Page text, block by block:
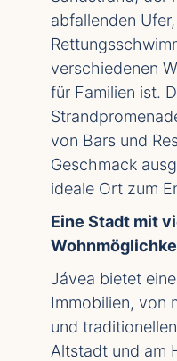
abfallenden
verschiedenen
für Familien ist.
von Bars und
Geschmack
ideale Ort zum
Eine Stadt mit
Jávea bietet
Immobilien, von
und
Altstadt und am